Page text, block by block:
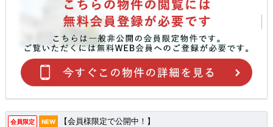
会員限定 NEW 【会員様限定で公開中！】